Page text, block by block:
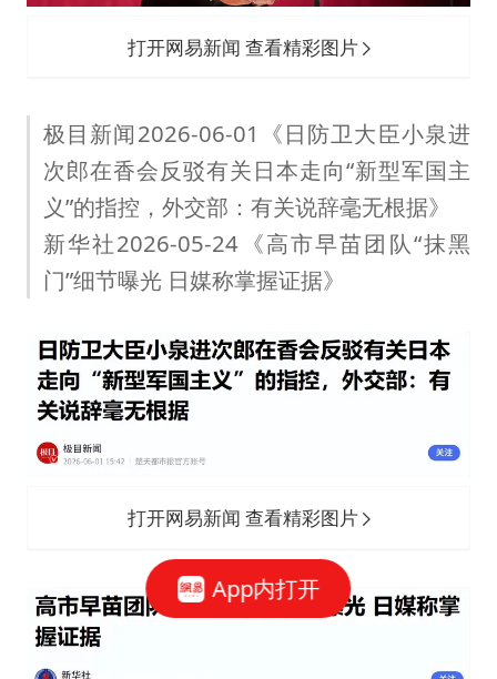
打开网易新闻 查看精彩图片
极目新闻2026-06-01《日防卫大臣小泉进
次郎在香会反驳有关日本走向“新型军国主
义”的指控，外交部：有关说辞毫无根据》
新华社2026-05-24《高市早苗团队“抹黑
门”细节曝光 日媒称掌握证据》
打开网易新闻 查看精彩图片
App内打开